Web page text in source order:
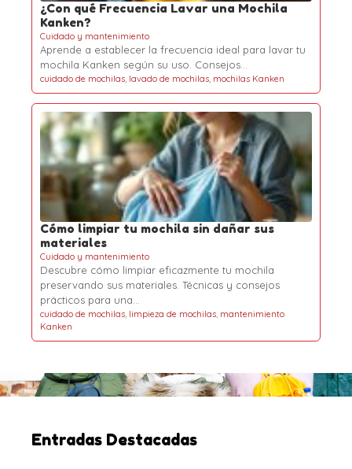
¿Con qué Frecuencia Lavar una Mochila
Kanken?
Cuidado y mantenimiento
Aprende a establecer la frecuencia ideal para lavar tu
mochila Kanken según su uso. Consejos…
cuidado de mochilas, lavado de mochilas, mochilas Kanken
Cómo limpiar tu mochila sin dañar sus
materiales
Cuidado y mantenimiento
Descubre cómo limpiar eficazmente tu mochila
preservando sus materiales. Técnicas y consejos
prácticos para una…
cuidado de mochilas, limpieza de mochilas, mantenimiento
Kanken
Entradas Destacadas